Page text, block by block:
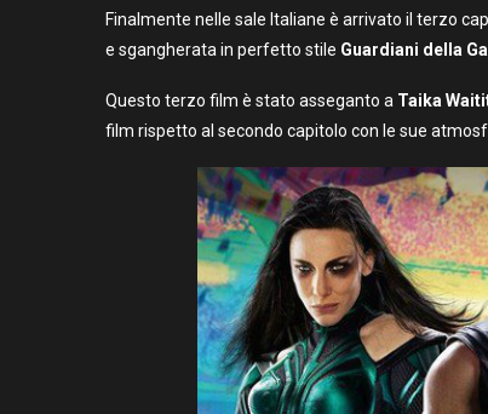
Finalmente nelle sale Italiane è arrivato il terzo
e sgangherata in perfetto stile Guardiani della
Questo terzo film è stato asseganto a Taika
film rispetto al secondo capitolo con le sue